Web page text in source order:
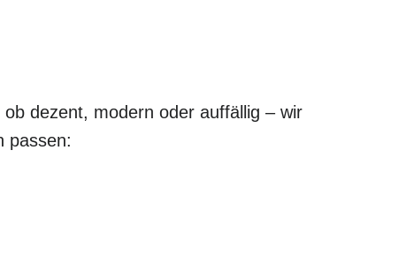
dezent, modern oder auffällig – wir
passen: